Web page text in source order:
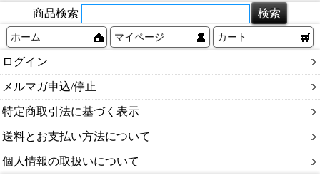
商品検索
ホーム マイページ カート
ログイン
メルマガ申込/停止
特定商取引法に基づく表示
送料とお支払い方法について
個人情報の取扱いについて